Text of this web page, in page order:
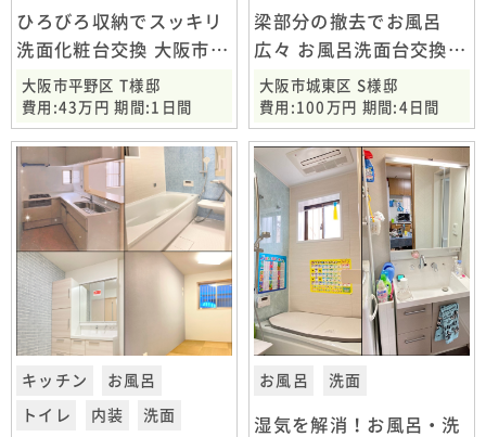
ひろびろ収納でスッキリ
洗面化粧台交換 大阪市平
野区
大阪市平野区 T様邸
費用:43万円 期間:1日間
梁部分の撤去でお風呂
広々 お風呂洗面台交換工
事 大阪市城東区
大阪市城東区 S様邸
費用:100万円 期間:4日間
キッチン お風呂
トイレ 内装 洗面
お風呂 洗面
湿気を解消！お風呂・洗